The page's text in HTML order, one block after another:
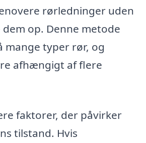
rørledninger uden
op. Denne metode
mange typer rør, og
afhængigt af flere
faktorer, der påvirker
tilstand. Hvis